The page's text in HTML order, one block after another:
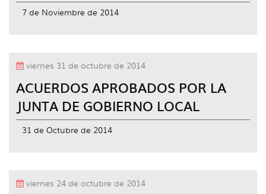
idioma
7 de Noviembre de 2014
viernes 31 de octubre de 2014
ACUERDOS APROBADOS POR LA
JUNTA DE GOBIERNO LOCAL
31 de Octubre de 2014
viernes 24 de octubre de 2014